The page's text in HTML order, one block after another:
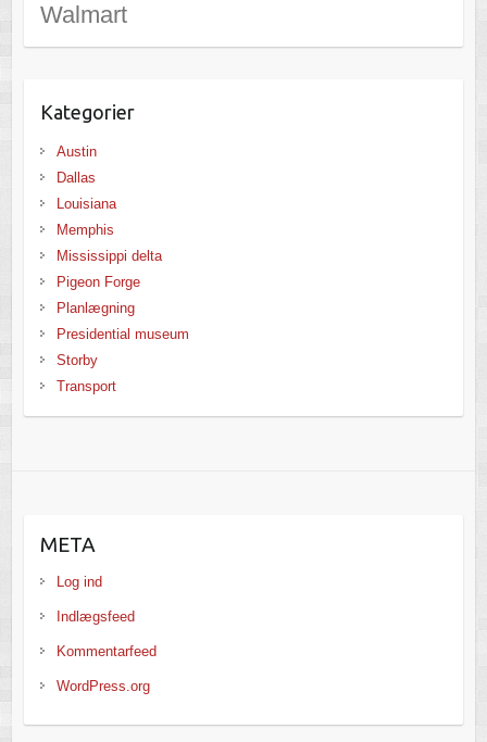
Walmart
Kategorier
Austin
Dallas
Louisiana
Memphis
Mississippi delta
Pigeon Forge
Planlægning
Presidential museum
Storby
Transport
META
Log ind
Indlægsfeed
Kommentarfeed
WordPress.org